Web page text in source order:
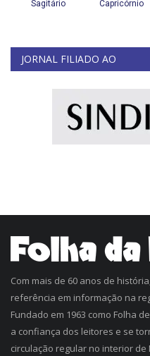
JORNAL FILIADO AO
Com mais de 60 anos de
referência em informação na
Fundado em 1963 como Folha
a confiança dos leitores e se
circulação regular no interior de